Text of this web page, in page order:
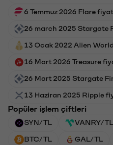
6 Temmuz 2026 Flare
26 march 2025 Stargate
13 Ocak 2022 Alien
16 Mart 2026 Treasure
26 Mart 2025 Stargate
13 Haziran 2025 Ripple
Popüler işlem çiftleri
SYN/TL VANRY/TL
BTC/TL GAL/TL